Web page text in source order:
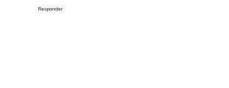
Responder